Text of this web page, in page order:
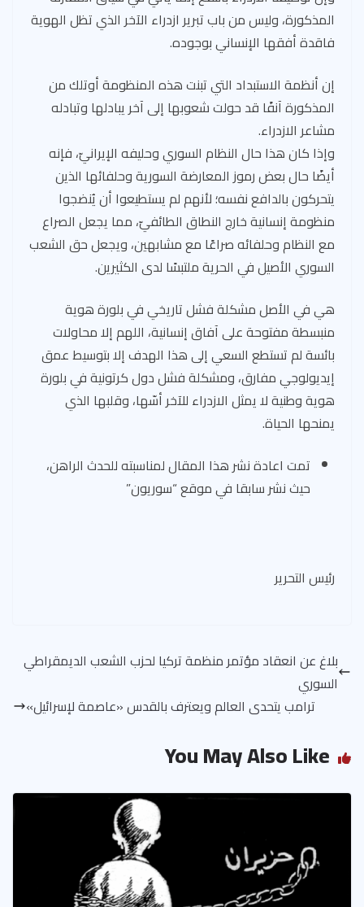
المذكورة، وليس من باب تبرير ازدراء الآخر الذي تظل الهوية
فاقدة أفقها الإنساني بوجوده.
إن أنظمة الاستبداد التي تبنت هذه المنظومة أوتلك من
المذكورة آنفًا قد حولت شعوبها إلى آخر يبادلها وتبادله
مشاعر الازدراء.
وإذا كان هذا حال النظام السوري وحليفه الإيرانيّ، فإنه
أيضًا حال بعض رموز المعارضة السورية وحلفائها الذين
يتحركون بالدافع نفسه؛ لأنهم لم يستطيعوا أن يُنضجوا
منظومة إنسانية خارج النطاق الطائفيّ، مما يجعل الصراع
مع النظام وحلفائه صراعًا مع مشابهين، ويجعل حق الشعب
السوري الأصيل في الحرية ملتبسًا لدى الكثيرين.
هي في الأصل مشكلة فشل تاريخي في بلورة هوية
منبسطة مفتوحة على آفاق إنسانية، اللهم إلا محاولات
بائسة لم تستطع السعي إلى هذا الهدف إلا بتوسيط عمق
إيديولوجي مفارق، ومشكلة فشل دول كرتونية في بلورة
هوية وطنية لا يمثل الازدراء للآخر أسّها، وقلبها الذي
يمنحها الحياة.
تمت اعادة نشر هذا المقال لمناسبته للحدث الراهن،
حيث نشر سابقا في موقع “سوريون”
رئيس التحرير
بلاغ عن انعقاد مؤتمر منظمة تركيا‎ لحزب الشعب الديمقراطي
السوري
ترامب يتحدى العالم ويعترف بالقدس «عاصمة لإسرائيل»
You May Also Like